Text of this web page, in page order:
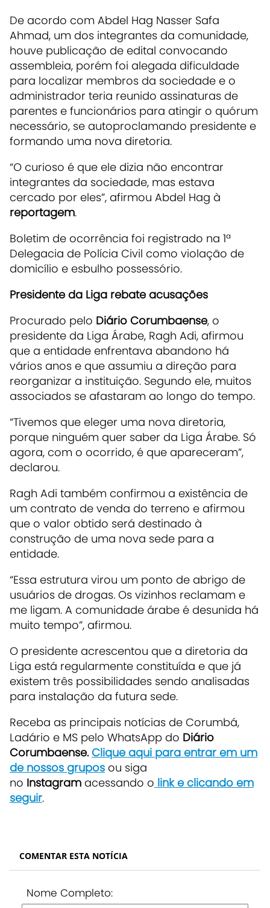
De acordo com Abdel Hag Nasser Safa
Ahmad, um dos integrantes da comunidade,
houve publicação de edital convocando
assembleia, porém foi alegada dificuldade
para localizar membros da sociedade e o
administrador teria reunido assinaturas de
parentes e funcionários para atingir o quórum
necessário, se autoproclamando presidente e
formando uma nova diretoria.
“O curioso é que ele dizia não encontrar
integrantes da sociedade, mas estava
cercado por eles”, afirmou Abdel Hag à
reportagem.
Boletim de ocorrência foi registrado na 1ª
Delegacia de Polícia Civil como violação de
domicílio e esbulho possessório.
Presidente da Liga rebate acusações
Procurado pelo Diário Corumbaense, o
presidente da Liga Árabe, Ragh Adi, afirmou
que a entidade enfrentava abandono há
vários anos e que assumiu a direção para
reorganizar a instituição. Segundo ele, muitos
associados se afastaram ao longo do tempo.
“Tivemos que eleger uma nova diretoria,
porque ninguém quer saber da Liga Árabe. Só
agora, com o ocorrido, é que apareceram”,
declarou.
Ragh Adi também confirmou a existência de
um contrato de venda do terreno e afirmou
que o valor obtido será destinado à
construção de uma nova sede para a
entidade.
“Essa estrutura virou um ponto de abrigo de
usuários de drogas. Os vizinhos reclamam e
me ligam. A comunidade árabe é desunida há
muito tempo”, afirmou.
O presidente acrescentou que a diretoria da
Liga está regularmente constituída e que já
existem três possibilidades sendo analisadas
para instalação da futura sede.
Receba as principais notícias de Corumbá,
Ladário e MS pelo WhatsApp do Diário
Corumbaense.Clique aqui para entrar em um
de nossos grupos ou siga
no Instagram acessando o link e clicando em
seguir.
COMENTAR ESTA NOTÍCIA
Nome Completo: